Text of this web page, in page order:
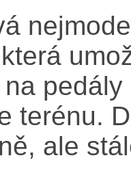
terénu.
ale